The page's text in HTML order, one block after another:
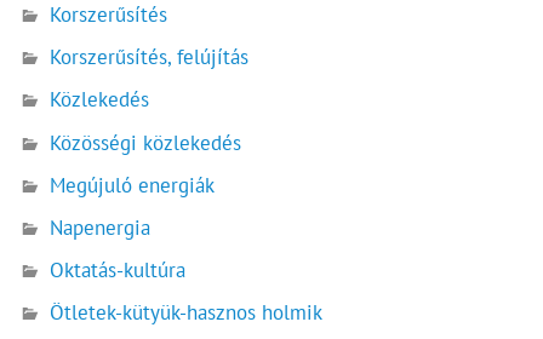
Korszerűsítés
Korszerűsítés, felújítás
Közlekedés
Közösségi közlekedés
Megújuló energiák
Napenergia
Oktatás-kultúra
Ötletek-kütyük-hasznos holmik